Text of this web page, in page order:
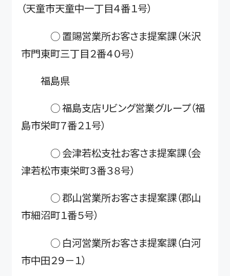
（天童市天童中一丁目４番１号）
○ 置賜営業所お客さま提案課（米沢
市門東町三丁目２番４０号）
福島県
○ 福島支店リビング営業グループ（福
島市栄町７番２１号）
○ 会津若松支社お客さま提案課（会
津若松市東栄町３番３８号）
○ 郡山営業所お客さま提案課（郡山
市細沼町１番５号）
○ 白河営業所お客さま提案課（白河
市中田２９－１）